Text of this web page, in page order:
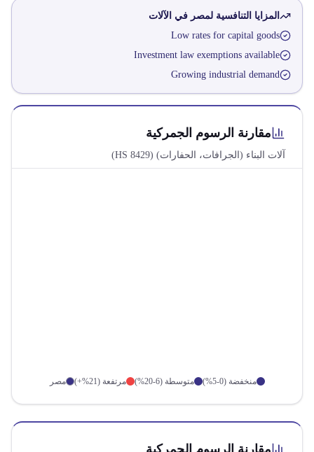
المزايا التنافسية لمصر في الآلات
Low rates for capital goods
Investment law exemptions available
Growing industrial demand
مقارنة الرسوم الجمركية
آلات البناء (الجرافات، الحفارات) (HS
8429
)
منخفضة (0-5%) متوسطة (6-20%) مرتفعة (21%+) مصر
مقارنة الرسوم الجمركية